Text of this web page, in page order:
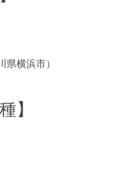
横浜市）
】